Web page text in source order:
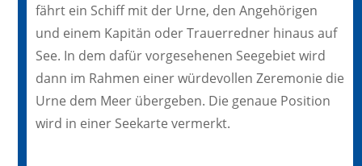
fährt ein Schiff mit der Urne, den Angehörigen
und einem Kapitän oder Trauerredner hinaus auf
See. In dem dafür vorgesehenen Seegebiet wird
dann im Rahmen einer würdevollen Zeremonie die
Urne dem Meer übergeben. Die genaue Position
wird in einer Seekarte vermerkt.